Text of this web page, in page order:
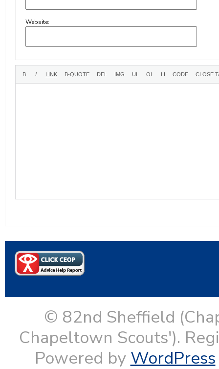
Website:
© 82nd Sheffield
Chapeltown Scouts').
Powered by WordPress